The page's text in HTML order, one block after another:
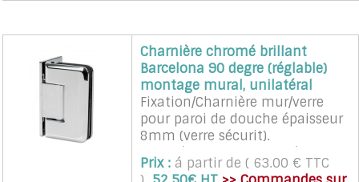
Charnière chromé brillant
Barcelona 90 degre (réglable)
montage mural, unilatéral
Fixation/Charnière mur/verre
pour paroi de douche épaisseur
8mm (verre sécurit).
Avec réglage du point zéro.
Cette charnière nécessite un
Prix : á partir de ( 63.00 € TTC